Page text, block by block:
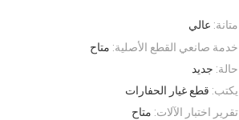
متانة: عالي
خدمة صانعي القطع الأصلية: متاح
حالة: جديد
يكتب: قطع غيار الحفارات
تقرير اختبار الآلات: متاح